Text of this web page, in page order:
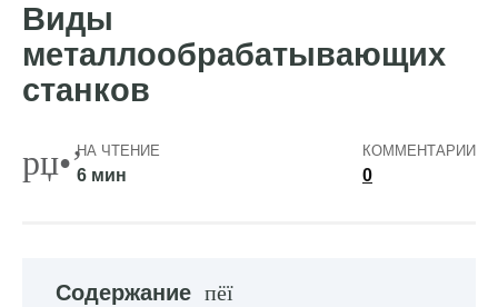
Виды
металлообрабатывающих
станков
НА ЧТЕНИЕ
6 мин
КОММЕНТАРИИ
0
Содержание